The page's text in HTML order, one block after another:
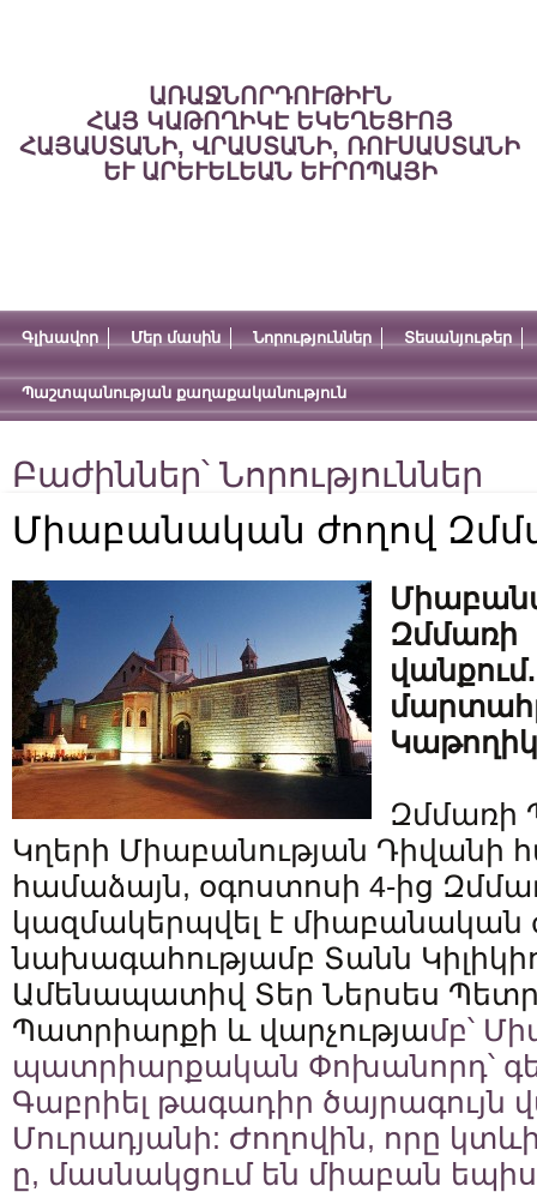
ԱՌԱՋՆՈՐԴՈՒԹԻՒՆ
ՀԱՅ ԿԱԹՈՂԻԿԷ ԵԿԵՂԵՑՒՈՅ
ՀԱՅԱՍՏԱՆԻ, ՎՐԱՍՏԱՆԻ, ՌՈՒՍԱՍՏԱՆԻ
ԵՒ ԱՐԵՒԵԼԵԱՆ ԵՒՐՈՊԱՅԻ
Գլխավոր Մեր մասին Նորություններ Տեսանյութեր
Պաշտպանության քաղաքականություն
Բաժիններ՝ Նորություններ
Միաբանական ժողով
Զմմառի
Զմմառի
Կղերի Միաբանության Դիվանի
համաձայն, օգոստոսի 4-ից
կազմակերպվել է միաբանական
նախագահությամբ Տանն
Ամենապատիվ Տեր Ներսես
Պատրիարքի և վարչությամբ՝
պատրիարքական Փոխանորդ՝
Գաբրիել թագադիր
Մուրադյանի: Ժողովին, որը
ը, մասնակցում են միաբան